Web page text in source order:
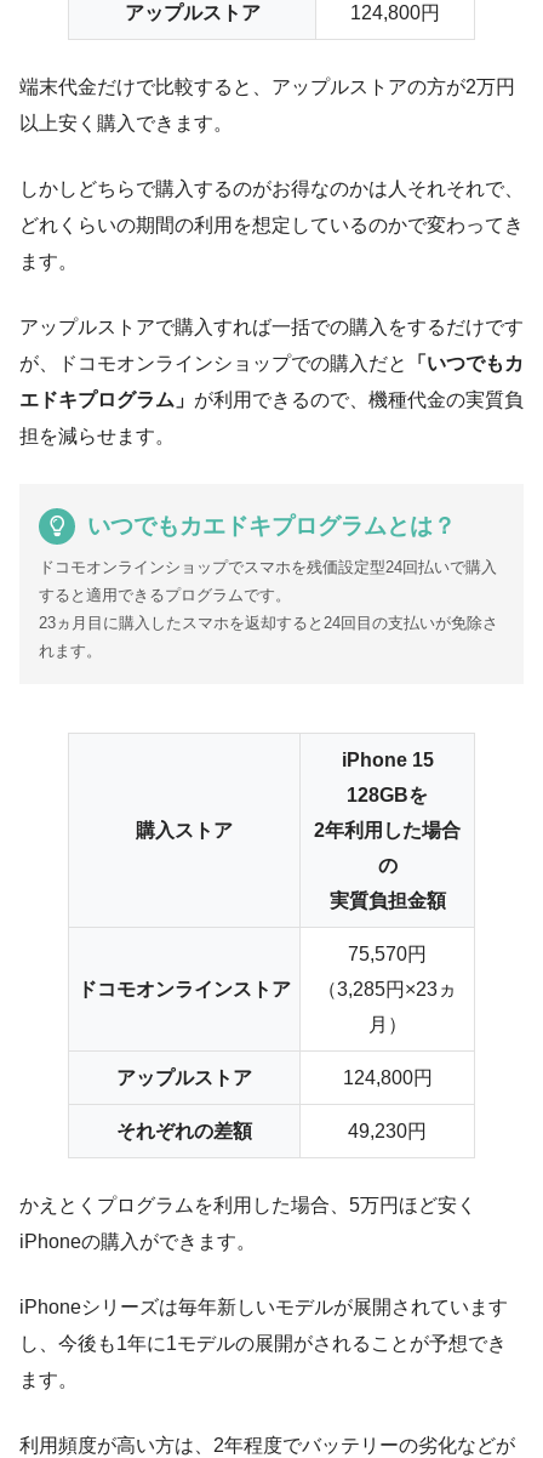
アップルストア 124,800円
端末代金だけで比較すると、アップルストアの方が2万円
以上安く購入できます。
しかしどちらで購入するのがお得なのかは人それそれで、
どれくらいの期間の利用を想定しているのかで変わってき
ます。
アップルストアで購入すれば一括での購入をするだけです
が、ドコモオンラインショップでの購入だと
「いつでもカ
エドキプログラム」 が利用できるので、機種代金の実質負
担を減らせます。
いつでもカエドキプログラムとは？
ドコモオンラインショップでスマホを残価設定型24回払いで購入
すると適用できるプログラムです。
23ヵ月目に購入したスマホを返却すると24回目の支払いが免除さ
れます。
購入ストア
iPhone 15
128GBを
2年利用した場合
の
実質負担金額
ドコモオンラインストア
75,570円
（3,285円×23ヵ
月）
アップルストア 124,800円
それぞれの差額 49,230円
かえとくプログラムを利用した場合、5万円ほど安く
iPhoneの購入ができます。
iPhoneシリーズは毎年新しいモデルが展開されています
し、今後も1年に1モデルの展開がされることが予想でき
ます。
利用頻度が高い方は、2年程度でバッテリーの劣化などが